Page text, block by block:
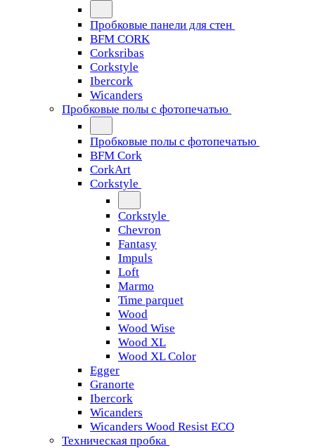
Пробковые панели для стен
BFM CORK
Corksribas
Corkstyle
Ibercork
Wicanders
Пробковые полы с фотопечатью
Пробковые полы с фотопечатью
BFM Cork
CorkArt
Corkstyle
Corkstyle
Chevron
Fantasy
Impuls
Loft
Marmo
Time parquet
Wood
Wood Wise
Wood XL
Wood XL Color
Egger
Granorte
Ibercork
Wicanders
Wicanders Wood Resist ECO
Техническая пробка